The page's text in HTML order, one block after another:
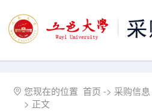
您现在的位置 首页 -> 采购信息
> 正文